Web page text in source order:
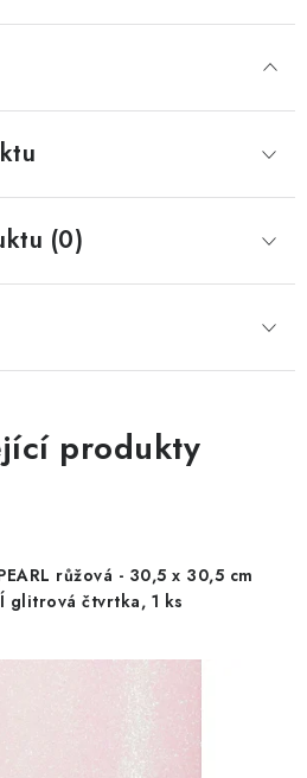
(0)
produkty
růžová - 30,5 x 30,5 cm
glitrová čtvrtka, 1 ks